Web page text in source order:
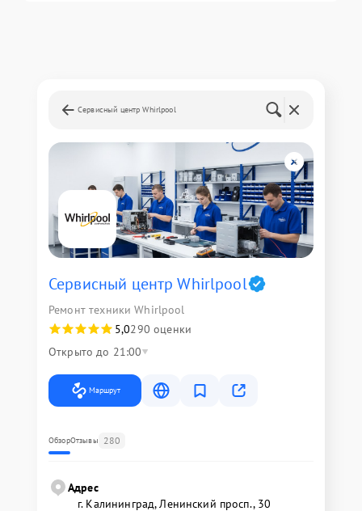
Сервисный центр Whirlpool
Сервисный центр Whirlpool
Ремонт техники Whirlpool
5,0290 оценки
Открыто до 21:00
Маршрут
ОбзорОтзывы 280
Адрес
г. Калининград, Ленинский просп., 30